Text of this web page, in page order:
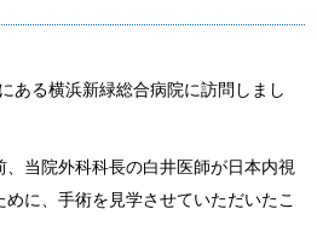
ある横浜新緑総合病院に訪問しまし
当院外科科長の白井医師が日本内視
に、手術を見学させていただいたこ